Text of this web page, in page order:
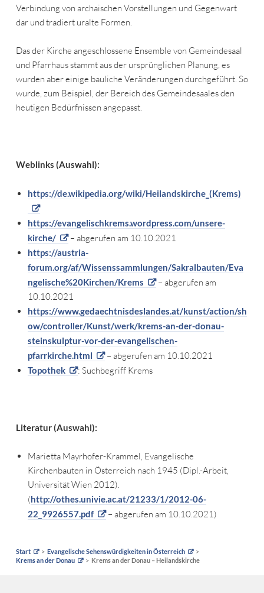
Verbindung von archaischen Vorstellungen und Gegenwart
dar und tradiert uralte Formen.
Das der Kirche angeschlossene Ensemble von Gemeindesaal
und Pfarrhaus stammt aus der ursprünglichen Planung, es
wurden aber einige bauliche Veränderungen durchgeführt. So
wurde, zum Beispiel, der Bereich des Gemeindesaales den
heutigen Bedürfnissen angepasst.
Weblinks (Auswahl):
https://de.wikipedia.org/wiki/Heilandskirche_(Krems)
https://evangelischkrems.wordpress.com/unsere-
kirche/
– abgerufen am 10.10.2021
https://austria-
forum.org/af/Wissenssammlungen/Sakralbauten/Eva
ngelische%20Kirchen/Krems
– abgerufen am
10.10.2021
https://www.gedaechtnisdeslandes.at/kunst/action/sh
ow/controller/Kunst/werk/krems-an-der-donau-
steinskulptur-vor-der-evangelischen-
pfarrkirche.html
– abgerufen am 10.10.2021
Topothek : Suchbegriff Krems
Literatur (Auswahl):
Marietta Mayrhofer-Krammel, Evangelische
Kirchenbauten in Österreich nach 1945 (Dipl.-Arbeit,
Universität Wien 2012).
(http://othes.univie.ac.at/21233/1/2012-06-
22_9926557.pdf
– abgerufen am 10.10.2021)
Start
Evangelische Sehenswürdigkeiten in Österreich
Krems an der Donau
Krems an der Donau – Heilandskirche